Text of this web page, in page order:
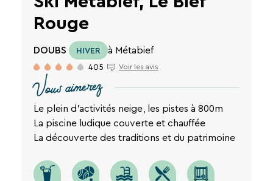
Rouge
DOUBS HIVER à Métabief
405 Voir les avis
Vous aimerez
Le plein d'activités neige, les pistes à 800m
La piscine ludique couverte et chauffée
La découverte des traditions et du patrimoine